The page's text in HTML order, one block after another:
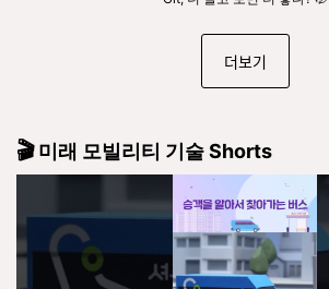
더보기
🎬미래 모빌리티 기술 Shorts